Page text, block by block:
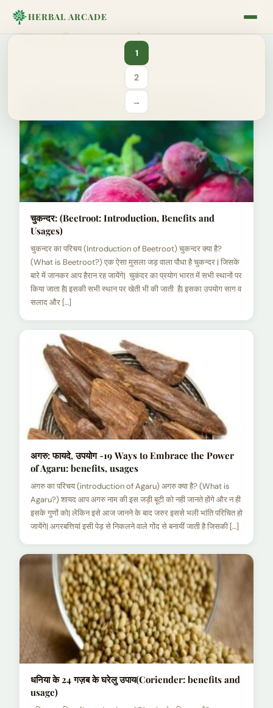
HERBAL ARCADE
Tag:for anemia
चुकन्दर: (Beetroot: Introduction, Benefits and
Usages)
चुकन्दर का परिचय (Introduction of Beetroot) चुकन्दर क्या है?
(What is Beetroot?) एक ऐसा मुसला जड़ वाला पौधा है चुकन्दर | जिसके
बारे में जानकर आप हैरान रह जायेंगे| चुकंदर का प्रयोग भारत में सभी स्थानों पर
किया जाता है| इसकी सभी स्थान पर खेती भी की जाती है| इसका उपयोग साग व
सलाद और […]
अगरु: फायदे, उपयोग -19 Ways to Embrace the Power
of Agaru: benefits, usages
अगरु का परिचय (introduction of Agaru) अगरु क्या है? (What is
Agaru?) शायद आप अगरु नाम की इस जड़ी बूटी को नही जानते होंगे और न ही
इसके गुणों को| लेकिन इसे आज जानने के बाद जरुर इससे भली भांति परिचित हो
जायेंगे| अगरबत्तियां इसी पेड़ से निकलने वाले गोंद से बनायीं जाती है जिसकी […]
धनिया के 24 गज़ब के घरेलु उपाय(Coriender: benefits and
usage)
Page
1
Page
2
→